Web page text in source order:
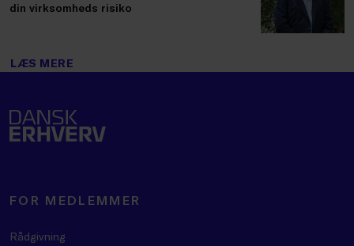
din virksomheds risiko
LÆS MERE
FOR MEDLEMMER
Rådgivning